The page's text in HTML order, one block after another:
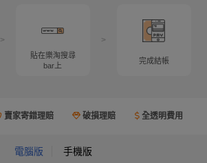
>
貼在樂淘搜尋
bar上
>
完成結帳
賣家寄錯理賠 破損理賠 全透明費用
電腦版 手機版